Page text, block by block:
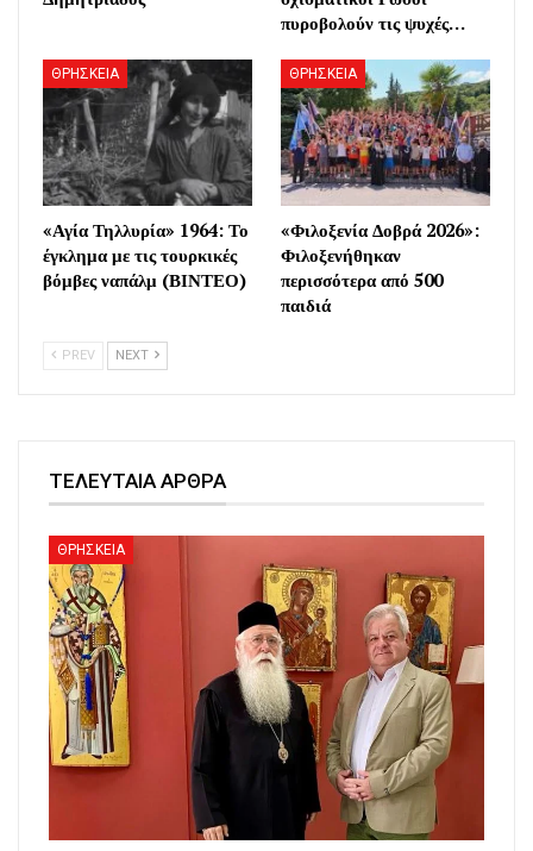
πυροβολούν τις ψυχές…
ΘΡΗΣΚΕΙΑ
«Αγία Τηλλυρία» 1964: Το
έγκλημα με τις τουρκικές
βόμβες ναπάλμ (ΒΙΝΤΕΟ)
ΘΡΗΣΚΕΙΑ
«Φιλοξενία Δοβρά 2026»:
Φιλοξενήθηκαν
περισσότερα από 500
παιδιά
PREV NEXT
ΤΕΛΕΥΤΑΙΑ ΑΡΘΡΑ
ΘΡΗΣΚΕΙΑ